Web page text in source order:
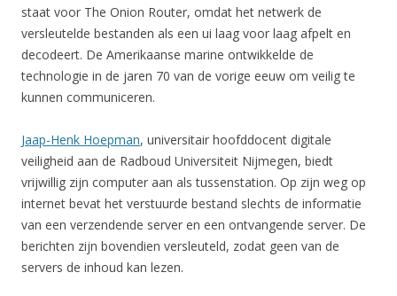
staat voor The Onion Router, omdat het netwerk de
versleutelde bestanden als een ui laag voor laag afpelt en
decodeert. De Amerikaanse marine ontwikkelde de
technologie in de jaren 70 van de vorige eeuw om veilig te
kunnen communiceren.
Jaap-Henk Hoepman, universitair hoofddocent digitale
veiligheid aan de Radboud Universiteit Nijmegen, biedt
vrijwillig zijn computer aan als tussenstation. Op zijn weg op
internet bevat het verstuurde bestand slechts de informatie
van een verzendende server en een ontvangende server. De
berichten zijn bovendien versleuteld, zodat geen van de
servers de inhoud kan lezen.